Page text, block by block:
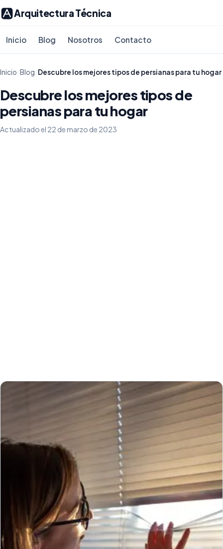
Arquitectura Técnica
Inicio Blog Nosotros Contacto
Inicio/Blog/Descubre los mejores tipos de persianas para tu hogar
Descubre los mejores tipos de
persianas para tu hogar
Actualizado el 22 de marzo de 2023